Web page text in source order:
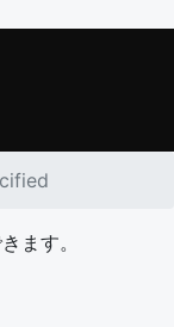
ます。